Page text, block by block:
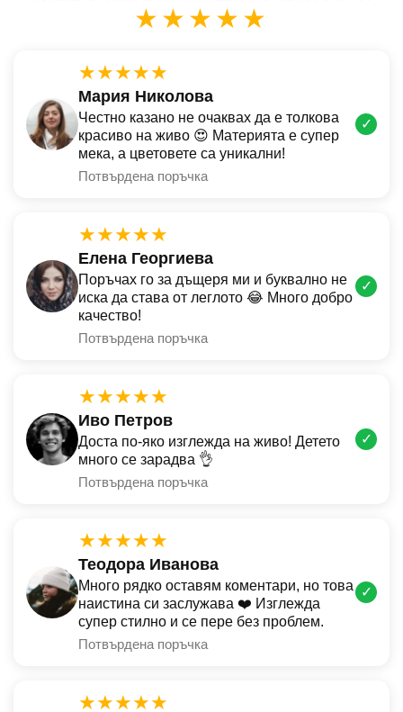
★★★★★
★★★★★
Мария Николова
Честно казано не очаквах да е толкова
красиво на живо 😍 Материята е супер
мека, а цветовете са уникални!
Потвърдена поръчка
✓
★★★★★
Елена Георгиева
Поръчах го за дъщеря ми и буквално не
иска да става от леглото 😂 Много добро
качество!
Потвърдена поръчка
✓
★★★★★
Иво Петров
Доста по-яко изглежда на живо! Детето
много се зарадва 👌
Потвърдена поръчка
✓
★★★★★
Теодора Иванова
Много рядко оставям коментари, но това
наистина си заслужава ❤️ Изглежда
супер стилно и се пере без проблем.
Потвърдена поръчка
✓
★★★★★